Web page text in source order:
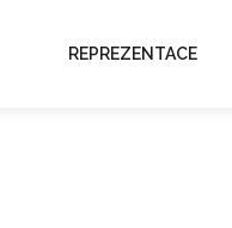
REPREZENTACE